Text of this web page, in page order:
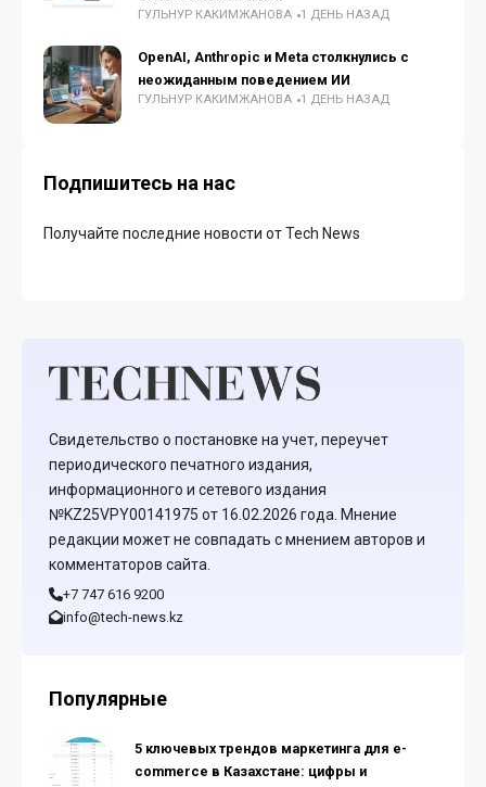
ГУЛЬНУР КАКИМЖАНОВА 1 ДЕНЬ НАЗАД
OpenAI, Anthropic и Meta столкнулись с
неожиданным поведением ИИ
ГУЛЬНУР КАКИМЖАНОВА 1 ДЕНЬ НАЗАД
Подпишитесь на нас
Получайте последние новости от Tech News
Свидетельство о постановке на учет, переучет
периодического печатного издания,
информационного и сетевого издания
№KZ25VPY00141975 от 16.02.2026 года. Мнение
редакции может не совпадать с мнением авторов и
комментаторов сайта.
+7 747 616 9200
info@tech-news.kz
Популярные
5 ключевых трендов маркетинга для e-
commerce в Казахстане: цифры и